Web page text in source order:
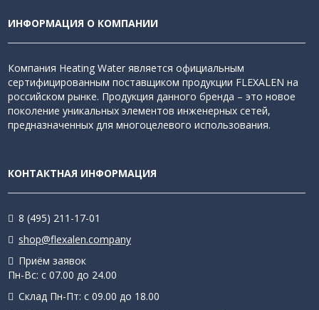
ИНФОРМАЦИЯ О КОМПАНИИ
Компания Heating Water является официальным
сертифицированным поставщиком продукции FLEXALEN на
российском рынке. Продукция данного бренда – это новое
поколение уникальных элементов инженерных сетей,
предназначенных для многоцелевого использования.
КОНТАКТНАЯ ИНФОРМАЦИЯ
8 (495) 211-17-01
shop@flexalen.company
Приём заявок
Пн-Вс: с 07.00 до 24.00
Склад Пн-Пт: с 09.00 до 18.00